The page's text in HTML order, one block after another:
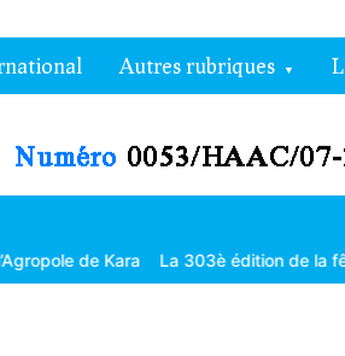
Autres rubriques
Kara La 303è édition de la fête